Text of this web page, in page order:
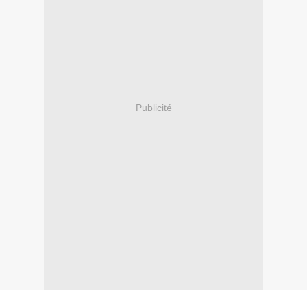
Publicité